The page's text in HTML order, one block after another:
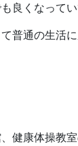
良くなってい
普通の生活
健康体操教